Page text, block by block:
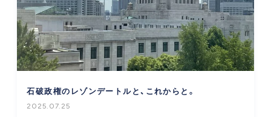
石破政権のレゾンデートルと、これからと。
2025.07.25